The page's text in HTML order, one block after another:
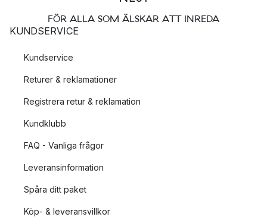
FÖR ALLA SOM ÄLSKAR ATT INREDA
KUNDSERVICE
Kundservice
Returer & reklamationer
Registrera retur & reklamation
Kundklubb
FAQ - Vanliga frågor
Leveransinformation
Spåra ditt paket
Köp- & leveransvillkor